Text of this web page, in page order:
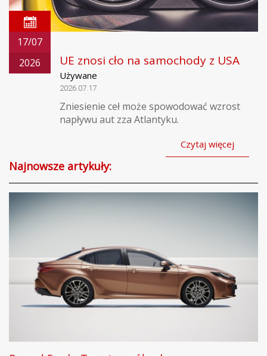
17/07
2026
UE znosi cło na samochody z USA
Używane
2026.07.17
Zniesienie ceł może spowodować wzrost
napływu aut zza Atlantyku.
Czytaj więcej
Najnowsze artykuły: